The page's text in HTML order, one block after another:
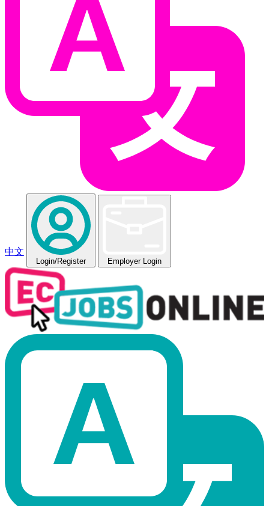
中文
Login/Register Employer Login